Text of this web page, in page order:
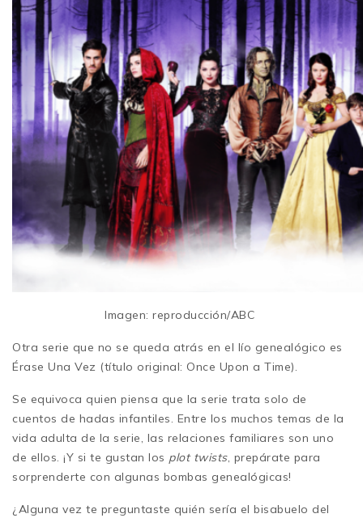
Imagen: reproducción/ABC
Otra serie que no se queda atrás en el lío genealógico es
Érase Una Vez (título original: Once Upon a Time).
Se equivoca quien piensa que la serie trata solo de
cuentos de hadas infantiles. Entre los muchos temas de la
vida adulta de la serie, las relaciones familiares son uno
de ellos. ¡Y si te gustan los plot twists, prepárate para
sorprenderte con algunas bombas genealógicas!
¿Alguna vez te preguntaste quién sería el bisabuelo del